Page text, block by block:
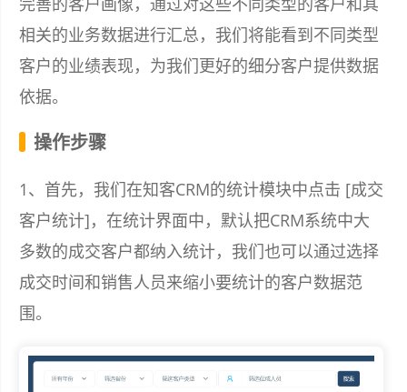
相关的业务数据进行汇总，我们将能看到不同类型
客户的业绩表现，为我们更好的细分客户提供数据
依据。
操作步骤
1、首先，我们在知客CRM的统计模块中点击 [成交
客户统计]，在统计界面中，默认把CRM系统中大
多数的成交客户都纳入统计，我们也可以通过选择
成交时间和销售人员来缩小要统计的客户数据范
围。